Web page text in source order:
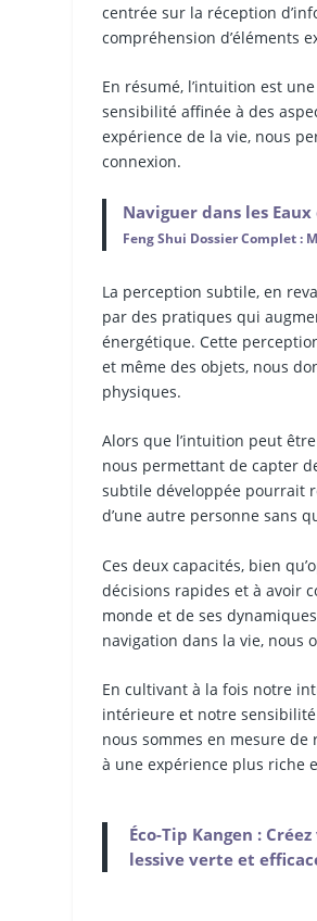
centrée sur la réception
compréhension d’éléments
En résumé, l’intuition est
sensibilité affinée à des
expérience de la vie, nous
connexion.
Naviguer dans les
Feng Shui Dossier Complet :
La perception subtile, en
par des pratiques qui
énergétique. Cette
et même des objets, nous
physiques.
Alors que l’intuition peut
nous permettant de capter
subtile développée pourrait
d’une autre personne sans
Ces deux capacités, bien
décisions rapides et à avoir
monde et de ses
navigation dans la vie, nous
En cultivant à la fois notre
intérieure et notre
nous sommes en mesure
à une expérience plus riche
Éco-Tip Kangen :
lessive verte et